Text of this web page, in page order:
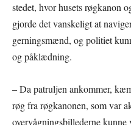
stedet, hvor husets røgkanon
gjorde det vanskeligt at
gerningsmænd, og politiet
og påklædning.
– Da patruljen ankommer,
røg fra røgkanonen, som var
overvågningsbillederne